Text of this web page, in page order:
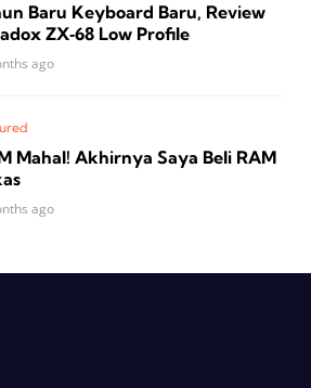
Baru Keyboard Baru, Review
ZX‑68 Low Profile
ago
Mahal! Akhirnya Saya Beli RAM
ago